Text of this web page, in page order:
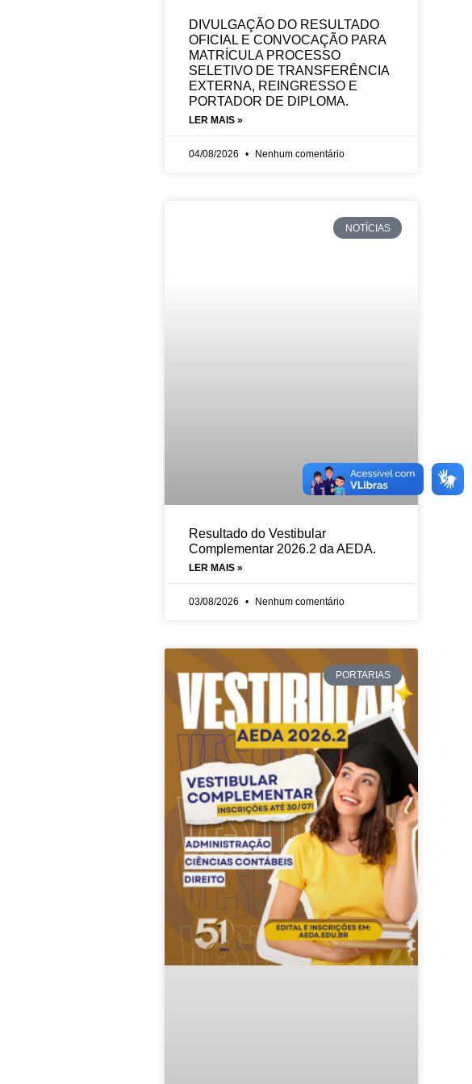
DIVULGAÇÃO DO RESULTADO
OFICIAL E CONVOCAÇÃO PARA
MATRÍCULA PROCESSO
SELETIVO DE TRANSFERÊNCIA
EXTERNA, REINGRESSO E
PORTADOR DE DIPLOMA.
LER MAIS »
04/08/2026 Nenhum comentário
NOTÍCIAS
Resultado do Vestibular
Complementar 2026.2 da AEDA.
LER MAIS »
03/08/2026 Nenhum comentário
PORTARIAS